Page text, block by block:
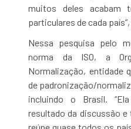
muitos deles acabam
particulares de cada
Nessa pesquisa pelo
norma da ISO, a
Normalização, entidade
de padronização/
incluindo o Brasil.
resultado da discussão e